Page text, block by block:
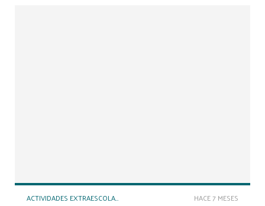
HACE 7 MESES
ACTIVIDADES EXTRAESCOLARES Y COMPLEMENTARIAS